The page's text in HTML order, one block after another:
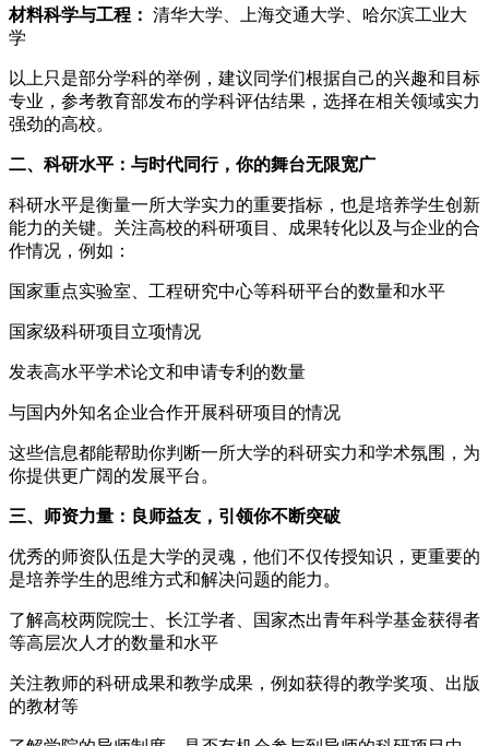
材料科学与工程： 清华大学、上海交通大学、哈尔滨工业大
学
以上只是部分学科的举例，建议同学们根据自己的兴趣和目标
专业，参考教育部发布的学科评估结果，选择在相关领域实力
强劲的高校。
二、科研水平：与时代同行，你的舞台无限宽广
科研水平是衡量一所大学实力的重要指标，也是培养学生创新
能力的关键。关注高校的科研项目、成果转化以及与企业的合
作情况，例如：
国家重点实验室、工程研究中心等科研平台的数量和水平
国家级科研项目立项情况
发表高水平学术论文和申请专利的数量
与国内外知名企业合作开展科研项目的情况
这些信息都能帮助你判断一所大学的科研实力和学术氛围，为
你提供更广阔的发展平台。
三、师资力量：良师益友，引领你不断突破
优秀的师资队伍是大学的灵魂，他们不仅传授知识，更重要的
是培养学生的思维方式和解决问题的能力。
了解高校两院院士、长江学者、国家杰出青年科学基金获得者
等高层次人才的数量和水平
关注教师的科研成果和教学成果，例如获得的教学奖项、出版
的教材等